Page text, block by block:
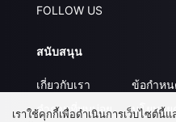
FOLLOW US
สนับสนุน
เกี่ยวกับเรา
คำถามที่พบบ่อย
ข้อกำหน
นโยบาย
เราใช้คุกกี้เพื่อดำเนินการเว็บไซต์นี้